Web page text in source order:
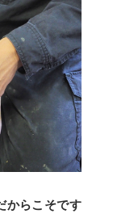
からこそです